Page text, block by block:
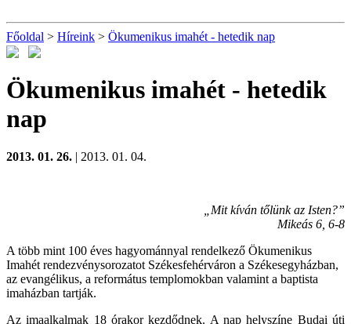
Főoldal > Híreink > Ökumenikus imahét - hetedik nap
Ökumenikus imahét - hetedik
nap
2013. 01. 26. | 2013. 01. 04.
„Mit kíván tőlünk az Isten?”
Mikeás 6, 6-8
A több mint 100 éves hagyománnyal rendelkező Ökumenikus
Imahét rendezvénysorozatot Székesfehérváron a Székesegyházban,
az evangélikus, a református templomokban valamint a baptista
imaházban tartják.
Az imaalkalmak 18 órakor kezdődnek. A nap helyszíne Budai úti